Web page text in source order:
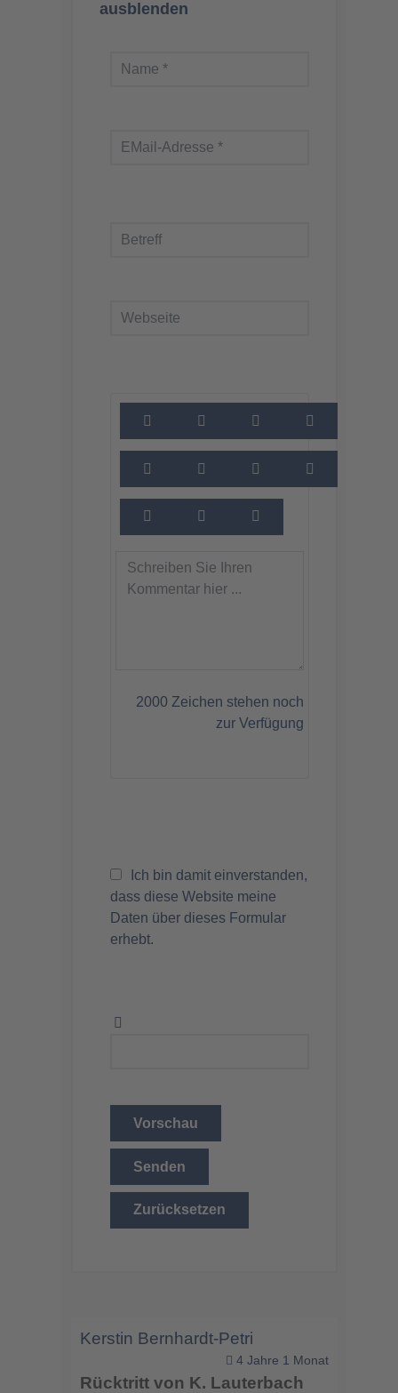
ausblenden
2000 Zeichen stehen noch
zur Verfügung
Ich bin damit einverstanden,
dass diese Website meine
Daten über dieses Formular
erhebt.
Vorschau
Senden
Zurücksetzen
Kerstin Bernhardt-Petri
4 Jahre 1 Monat
Rücktritt von K. Lauterbach